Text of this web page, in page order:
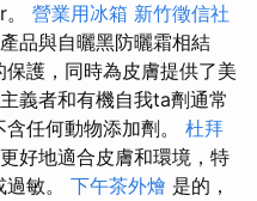
營業用冰箱 新竹徵信社
品與自曬黑防曬霜相結
護，同時為皮膚提供了美
義者和有機自我ta劑通常
任何動物添加劑。 杜拜
好地適合皮膚和環境，特
敏。 下午茶外燴 是的，